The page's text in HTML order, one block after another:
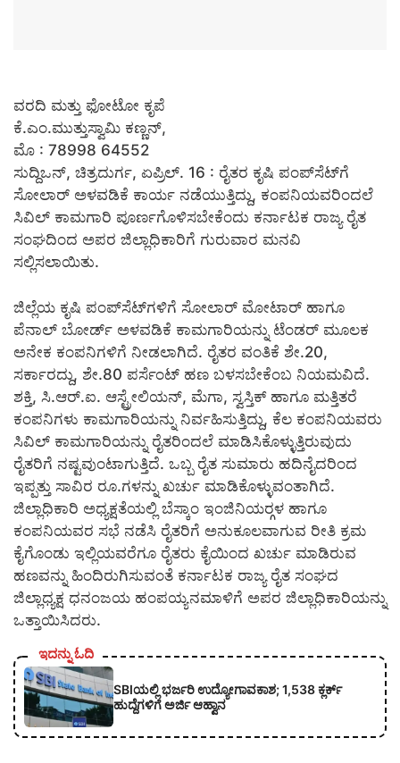
ವರದಿ ಮತ್ತು ಫೋಟೋ ಕೃಪೆ
ಕೆ.ಎಂ.ಮುತ್ತುಸ್ವಾಮಿ ಕಣ್ಣನ್,
ಮೊ : 78998 64552
ಸುದ್ದಿಒನ್, ಚಿತ್ರದುರ್ಗ, ಏಪ್ರಿಲ್. 16 : ರೈತರ ಕೃಷಿ ಪಂಪ್‍ಸೆಟ್‍ಗೆ
ಸೋಲಾರ್ ಅಳವಡಿಕೆ ಕಾರ್ಯ ನಡೆಯುತ್ತಿದ್ದು, ಕಂಪನಿಯವರಿಂದಲೆ
ಸಿವಿಲ್ ಕಾಮಗಾರಿ ಪೂರ್ಣಗೊಳಿಸಬೇಕೆಂದು ಕರ್ನಾಟಕ ರಾಜ್ಯ ರೈತ
ಸಂಘದಿಂದ ಅಪರ ಜಿಲ್ಲಾಧಿಕಾರಿಗೆ ಗುರುವಾರ ಮನವಿ
ಸಲ್ಲಿಸಲಾಯಿತು.
ಜಿಲ್ಲೆಯ ಕೃಷಿ ಪಂಪ್‍ಸೆಟ್‍ಗಳಿಗೆ ಸೋಲಾರ್ ಮೋಟಾರ್ ಹಾಗೂ
ಪೆನಾಲ್ ಬೋರ್ಡ್ ಅಳವಡಿಕೆ ಕಾಮಗಾರಿಯನ್ನು ಟೆಂಡರ್ ಮೂಲಕ
ಅನೇಕ ಕಂಪನಿಗಳಿಗೆ ನೀಡಲಾಗಿದೆ. ರೈತರ ವಂತಿಕೆ ಶೇ.20,
ಸರ್ಕಾರದ್ದು, ಶೇ.80 ಪರ್ಸೆಂಟ್ ಹಣ ಬಳಸಬೇಕೆಂಬ ನಿಯಮವಿದೆ.
ಶಕ್ತಿ, ಸಿ.ಆರ್.ಐ. ಆಸ್ಟ್ರೇಲಿಯನ್, ಮೆಗಾ, ಸ್ವಸ್ತಿಕ್ ಹಾಗೂ ಮತ್ತಿತರೆ
ಕಂಪನಿಗಳು ಕಾಮಗಾರಿಯನ್ನು ನಿರ್ವಹಿಸುತ್ತಿದ್ದು, ಕೆಲ ಕಂಪನಿಯವರು
ಸಿವಿಲ್ ಕಾಮಗಾರಿಯನ್ನು ರೈತರಿಂದಲೆ ಮಾಡಿಸಿಕೊಳ್ಳುತ್ತಿರುವುದು
ರೈತರಿಗೆ ನಷ್ಟವುಂಟಾಗುತ್ತಿದೆ. ಒಬ್ಬ ರೈತ ಸುಮಾರು ಹದಿನೈದರಿಂದ
ಇಪ್ಪತ್ತು ಸಾವಿರ ರೂ.ಗಳನ್ನು ಖರ್ಚು ಮಾಡಿಕೊಳ್ಳುವಂತಾಗಿದೆ.
ಜಿಲ್ಲಾಧಿಕಾರಿ ಅಧ್ಯಕ್ಷತೆಯಲ್ಲಿ ಬೆಸ್ಕಾಂ ಇಂಜಿನಿಯರ್‍ಗಳ ಹಾಗೂ
ಕಂಪನಿಯವರ ಸಭೆ ನಡೆಸಿ ರೈತರಿಗೆ ಅನುಕೂಲವಾಗುವ ರೀತಿ ಕ್ರಮ
ಕೈಗೊಂಡು ಇಲ್ಲಿಯವರೆಗೂ ರೈತರು ಕೈಯಿಂದ ಖರ್ಚು ಮಾಡಿರುವ
ಹಣವನ್ನು ಹಿಂದಿರುಗಿಸುವಂತೆ ಕರ್ನಾಟಕ ರಾಜ್ಯ ರೈತ ಸಂಘದ
ಜಿಲ್ಲಾಧ್ಯಕ್ಷ ಧನಂಜಯ ಹಂಪಯ್ಯನಮಾಳಿಗೆ ಅಪರ ಜಿಲ್ಲಾಧಿಕಾರಿಯನ್ನು
ಒತ್ತಾಯಿಸಿದರು.
ಇದನ್ನು ಓದಿ
SBIಯಲ್ಲಿ ಭರ್ಜರಿ ಉದ್ಯೋಗಾವಕಾಶ; 1,538 ಕ್ಲರ್ಕ್
ಹುದ್ದೆಗಳಿಗೆ ಅರ್ಜಿ ಆಹ್ವಾನ